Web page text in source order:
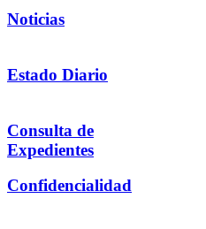
Noticias
Estado Diario
Consulta de
Expedientes
Confidencialidad